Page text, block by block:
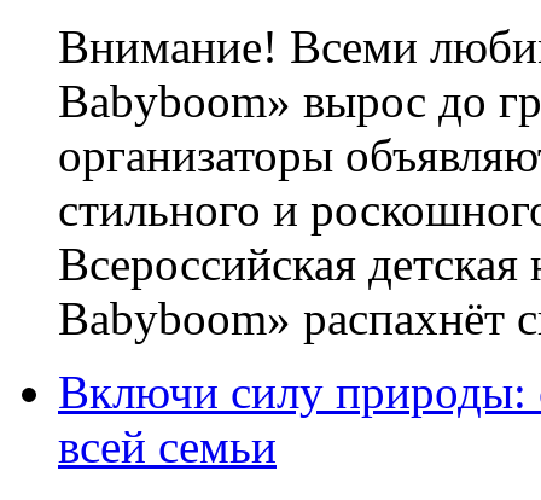
Внимание! Всеми
Babyboom» вырос до
организаторы
стильного и
Всероссийская
Babyboom» распахнёт
Включи силу
всей семьи